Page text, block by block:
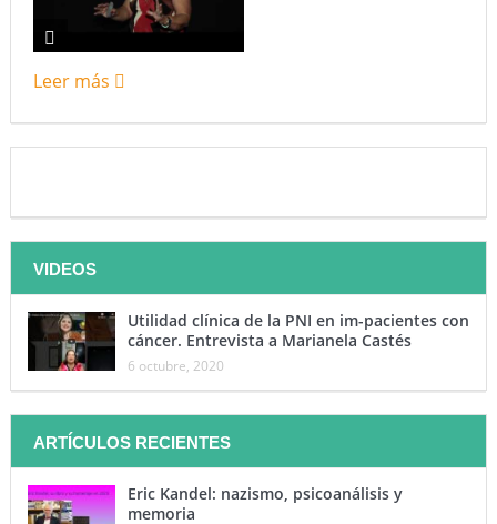
Leer más
VIDEOS
Utilidad clínica de la PNI en im-pacientes con
cáncer. Entrevista a Marianela Castés
6 octubre, 2020
ARTÍCULOS RECIENTES
Eric Kandel: nazismo, psicoanálisis y
memoria